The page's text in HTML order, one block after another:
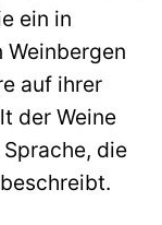
ein in
Weinbergen
auf ihrer
der Weine
die